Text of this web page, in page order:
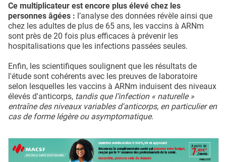
Ce multiplicateur est encore plus élevé chez les
personnes âgées : l’analyse des données révèle ainsi que
chez les adultes de plus de 65 ans, les vaccins à ARNm
sont près de 20 fois plus efficaces à prévenir les
hospitalisations que les infections passées seules.
Enfin, les scientifiques soulignent que les résultats de
l'étude sont cohérents avec les preuves de laboratoire
selon lesquelles les vaccins à ARNm induisent des niveaux
élevés d'anticorps, tandis que l’infection « naturelle »
entraîne des niveaux variables d'anticorps, en particulier en
cas de forme légère ou asymptomatique.